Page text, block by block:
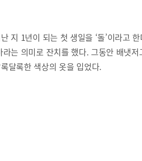
지 1년이 되는 첫 생일을 ‘돌’이라고
라는 의미로 잔치를 했다. 그동안 배냇
달록한 색상의 옷을 입었다.